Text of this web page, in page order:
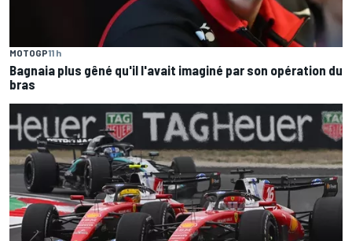
MOTOGP11 h
Bagnaia plus gêné qu'il l'avait imaginé par son opération du
bras